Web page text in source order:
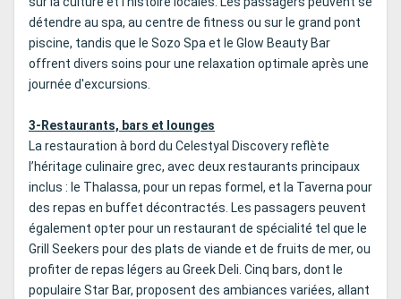
détendre au spa, au centre de fitness ou sur le grand pont
piscine, tandis que le Sozo Spa et le Glow Beauty Bar
offrent divers soins pour une relaxation optimale après une
journée d'excursions.
3-Restaurants, bars et lounges
La restauration à bord du Celestyal Discovery reflète
l’héritage culinaire grec, avec deux restaurants principaux
inclus : le Thalassa, pour un repas formel, et la Taverna pour
des repas en buffet décontractés. Les passagers peuvent
également opter pour un restaurant de spécialité tel que le
Grill Seekers pour des plats de viande et de fruits de mer, ou
profiter de repas légers au Greek Deli. Cinq bars, dont le
populaire Star Bar, proposent des ambiances variées, allant